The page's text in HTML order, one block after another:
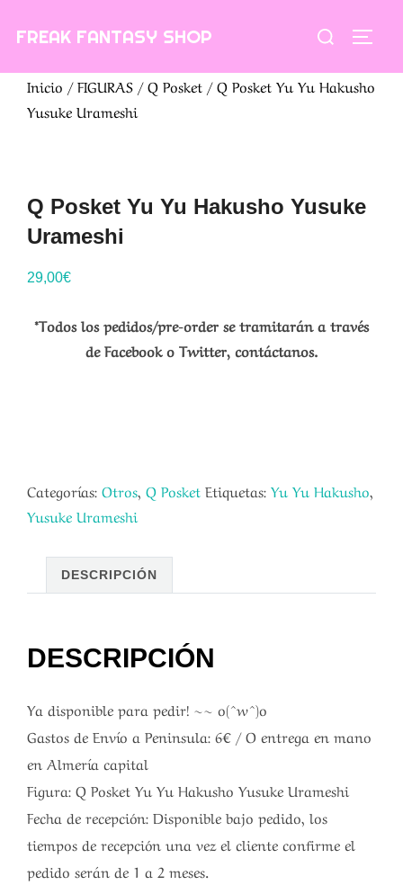
FREAK FANTASY SHOP Buscar:
Inicio /FIGURAS /Q Posket / Q Posket Yu Yu Hakusho
Yusuke Urameshi
Q Posket Yu Yu Hakusho Yusuke
Urameshi
29,00€
*Todos los pedidos/pre-order se tramitarán a través
de Facebook o Twitter, contáctanos.
Categorías: Otros, Q Posket Etiquetas: Yu Yu Hakusho,
Yusuke Urameshi
DESCRIPCIÓN
DESCRIPCIÓN
Ya disponible para pedir! ~~ o(^w^)o
Gastos de Envío a Peninsula: 6€ / O entrega en mano
en Almería capital
Figura: Q Posket Yu Yu Hakusho Yusuke Urameshi
Fecha de recepción: Disponible bajo pedido, los
tiempos de recepción una vez el cliente confirme el
pedido serán de 1 a 2 meses.